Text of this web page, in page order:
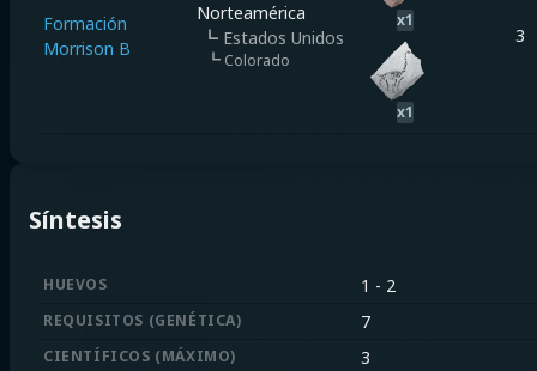
Formación
Morrison B
Norteamérica
┗ Estados Unidos
┗ Colorado
x1
x1
3
Síntesis
HUEVOS 1 - 2
REQUISITOS (GENÉTICA) 7
CIENTÍFICOS (MÁXIMO) 3